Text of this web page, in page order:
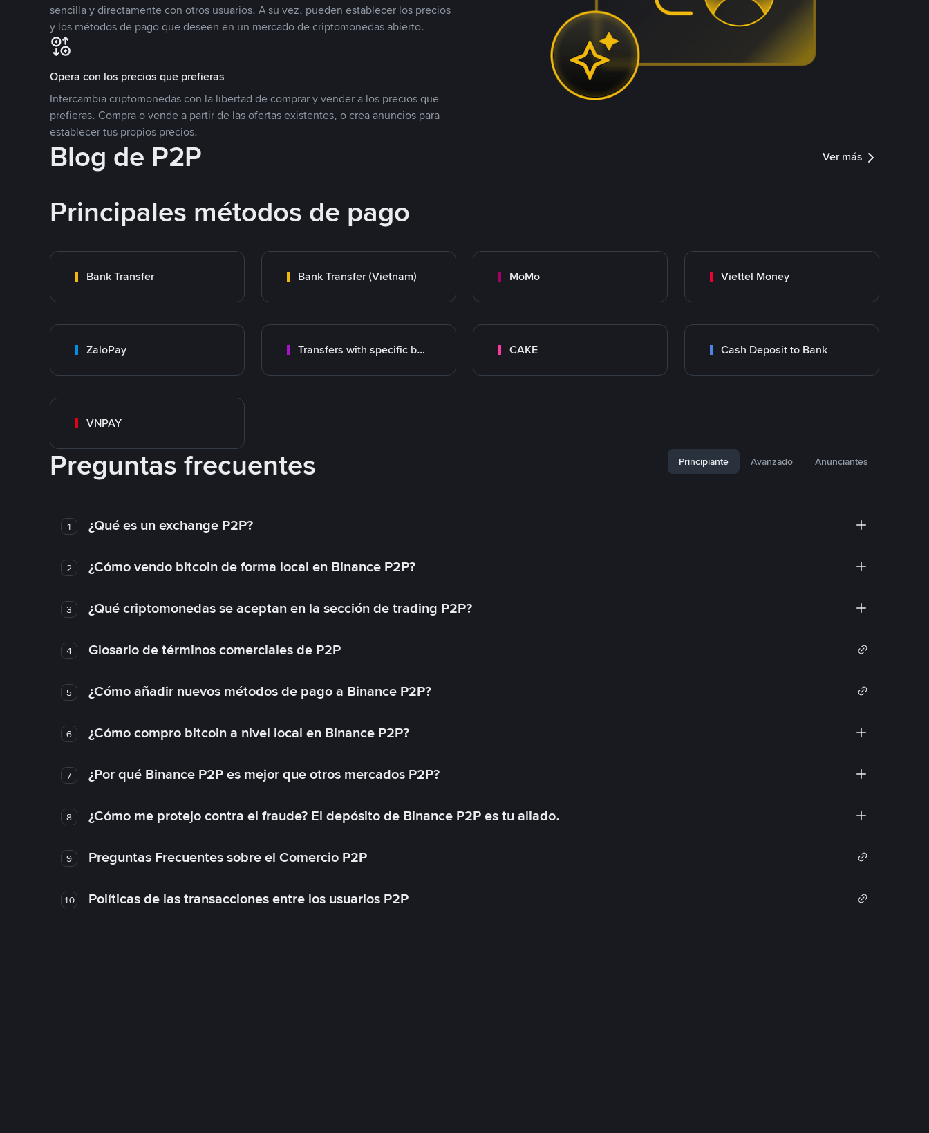
sencilla y directamente con otros usuarios. A su vez, pueden establecer los precios
y los métodos de pago que deseen en un mercado de criptomonedas abierto.
Opera con los precios que prefieras
Intercambia criptomonedas con la libertad de comprar y vender a los precios que
prefieras. Compra o vende a partir de las ofertas existentes, o crea anuncios para
establecer tus propios precios.
Blog de P2P Ver más
Principales métodos de pago
Bank Transfer Bank Transfer (Vietnam) MoMo Viettel Money
ZaloPay Transfers with specific bank CAKE Cash Deposit to Bank
VNPAY
Preguntas frecuentes Principiante Avanzado Anunciantes
1 ¿Qué es un exchange P2P?
2 ¿Cómo vendo bitcoin de forma local en Binance P2P?
3 ¿Qué criptomonedas se aceptan en la sección de trading P2P?
4 Glosario de términos comerciales de P2P
5 ¿Cómo añadir nuevos métodos de pago a Binance P2P?
6 ¿Cómo compro bitcoin a nivel local en Binance P2P?
7 ¿Por qué Binance P2P es mejor que otros mercados P2P?
8 ¿Cómo me protejo contra el fraude? El depósito de Binance P2P es tu aliado.
9 Preguntas Frecuentes sobre el Comercio P2P
10 Políticas de las transacciones entre los usuarios P2P